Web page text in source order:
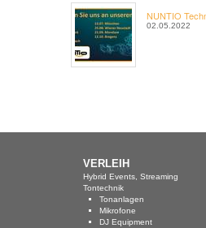
NUNTIO
02.05.2022
VERLEIH
Hybrid Events, Streaming
Tontechnik
Tonanlagen
Mikrofone
DJ Equipment